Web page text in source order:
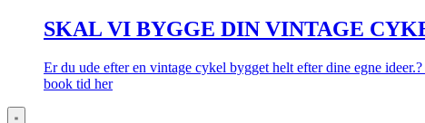
SKAL VI BYGGE DIN VINTAGE
Er du ude efter en vintage cykel bygget helt efter dine egne
book tid her